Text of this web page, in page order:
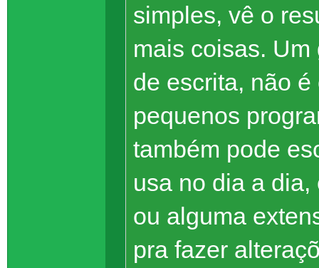
simples, vê o
mais coisas.
de escrita, não
pequenos
também pode
usa no dia a
ou alguma
pra fazer